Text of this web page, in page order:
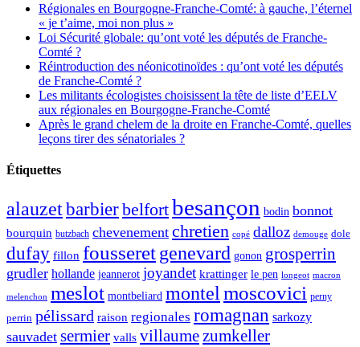
Régionales en Bourgogne-Franche-Comté: à gauche, l’éternel
« je t’aime, moi non plus »
Loi Sécurité globale: qu’ont voté les députés de Franche-
Comté ?
Réintroduction des néonicotinoïdes : qu’ont voté les députés
de Franche-Comté ?
Les militants écologistes choisissent la tête de liste d’EELV
aux régionales en Bourgogne-Franche-Comté
Après le grand chelem de la droite en Franche-Comté, quelles
leçons tirer des sénatoriales ?
Étiquettes
alauzetbarbierbelfortbesançon bodin bonnot
bourquin butzbach chevenement chretien copé dalloz demouge dole
dufay fillon fousseretgenevard gonon grosperrin
grudler hollande jeannerot joyandet krattinger le pen longeot macron
melenchon meslot montbeliard montelmoscovici perny
perrin pélissard raison regionales romagnan sarkozy
sauvadet sermier valls villaumezumkeller